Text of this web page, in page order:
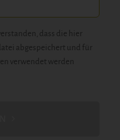
dass die hier
abgespeichert und für
verwendet werden